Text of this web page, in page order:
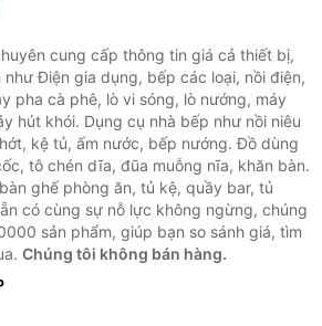
cung cấp thông tin giá cả thiết bị,
Điện gia dụng, bếp các loại, nồi điện,
pha cà phê, lò vi sóng, lò nướng, máy
hút khói. Dụng cụ nhà bếp như nồi niêu
kệ tủ, ấm nước, bếp nướng. Đồ dùng
tô chén dĩa, đũa muỗng nĩa, khăn bàn.
ghế phòng ăn, tủ kệ, quầy bar, tủ
có cùng sự nỗ lực không ngừng, chúng
sản phẩm, giúp bạn so sánh giá, tìm
Chúng tôi không bán hàng.